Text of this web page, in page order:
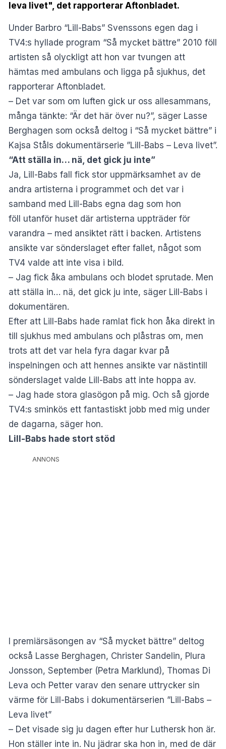
leva livet", det rapporterar Aftonbladet.
Under Barbro “Lill-Babs” Svenssons egen dag i
TV4:s hyllade program “Så mycket bättre” 2010 föll
artisten så olyckligt att hon var tvungen att
hämtas med ambulans och ligga på sjukhus, det
rapporterar Aftonbladet.
– Det var som om luften gick ur oss allesammans,
många tänkte: “Är det här över nu?”, säger Lasse
Berghagen som också deltog i “Så mycket bättre” i
Kajsa Ståls dokumentärserie ”Lill-Babs – Leva livet”.
“Att ställa in… nä, det gick ju inte”
Ja, Lill-Babs fall fick stor uppmärksamhet av de
andra artisterna i programmet och det var i
samband med Lill-Babs egna dag som hon
föll utanför huset där artisterna uppträder för
varandra – med ansiktet rätt i backen. Artistens
ansikte var sönderslaget efter fallet, något som
TV4 valde att inte visa i bild.
– Jag fick åka ambulans och blodet sprutade. Men
att ställa in… nä, det gick ju inte, säger Lill-Babs i
dokumentären.
Efter att Lill-Babs hade ramlat fick hon åka direkt in
till sjukhus med ambulans och plåstras om, men
trots att det var hela fyra dagar kvar på
inspelningen och att hennes ansikte var nästintill
sönderslaget valde Lill-Babs att inte hoppa av.
– Jag hade stora glasögon på mig. Och så gjorde
TV4:s sminkös ett fantastiskt jobb med mig under
de dagarna, säger hon.
Lill-Babs hade stort stöd
ANNONS
I premiärsäsongen av “Så mycket bättre” deltog
också Lasse Berghagen, Christer Sandelin, Plura
Jonsson, September (Petra Marklund), Thomas Di
Leva och Petter varav den senare uttrycker sin
värme för Lill-Babs i dokumentärserien ”Lill-Babs –
Leva livet”
– Det visade sig ju dagen efter hur Luthersk hon är.
Hon ställer inte in. Nu jädrar ska hon in, med de där